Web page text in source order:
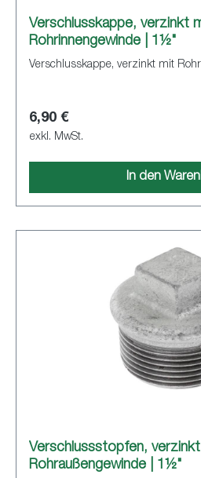
Verschlusskappe, verzinkt
Rohrinnengewinde | 1½"
Verschlusskappe, verzinkt mit
6,90 €
exkl. MwSt.
In den
Verschlussstopfen,
Rohraußengewinde | 1½"